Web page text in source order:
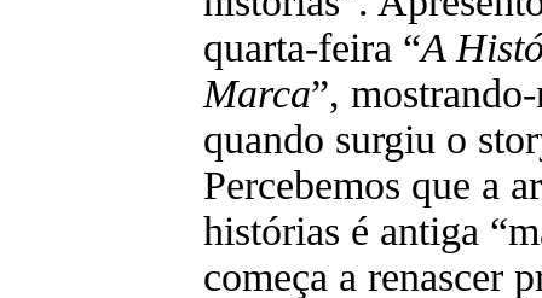
quarta-feira “A
Marca”,
quando surgiu o
Percebemos que a
histórias é antiga
começa a renascer